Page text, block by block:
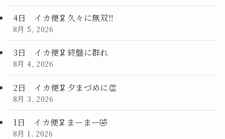
4日 イカ便🦑久々に無双‼️
8月 5, 2026
3日 イカ便🦑終盤に群れ
8月 4, 2026
2日 イカ便🦑夕まづめに👏
8月 3, 2026
1日 イカ便🦑まーまー🤣
8月 1, 2026